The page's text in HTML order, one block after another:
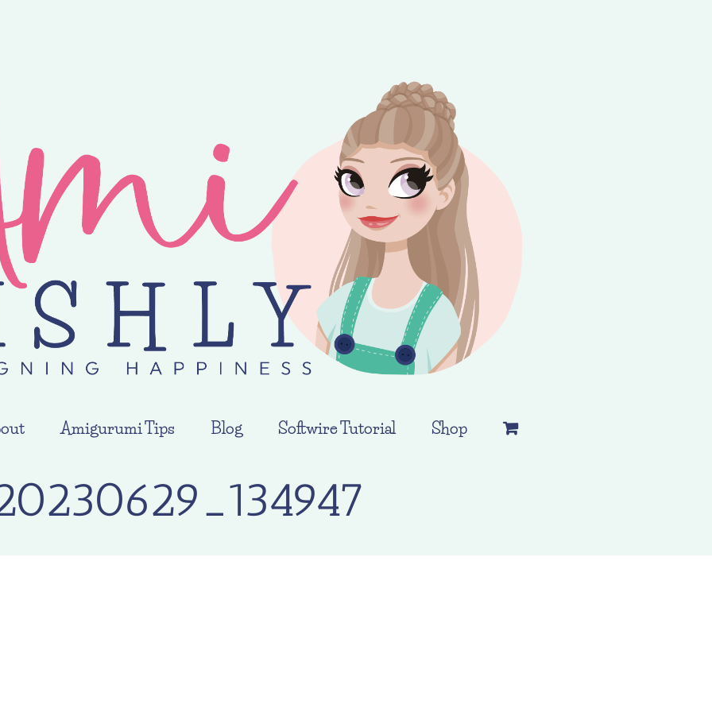
Amigurumi Tips Blog Softwire Tutorial Shop
ontvang je 25% korting op alle losse Amilishly patronen bij een minimale besteding van €10,-. Geldig tot en met